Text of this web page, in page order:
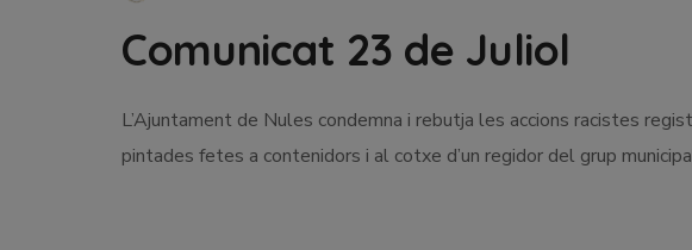
Comunicat 23 de Juliol
L’Ajuntament de Nules condemna i rebutja les accions racistes
pintades fetes a contenidors i al cotxe d’un regidor del grup